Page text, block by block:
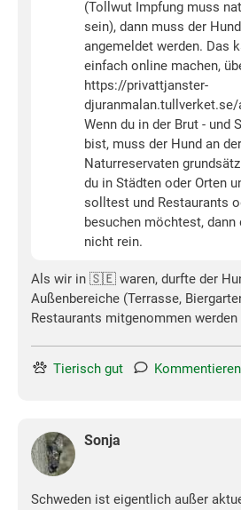
(Tollwut Impfung muss
sein), dann muss der
angemeldet werden. Das
einfach online machen,
https://privattjanster-
Wenn du in der Brut - und
bist, muss der Hund an
Naturreservaten
du in Städten oder Orten
solltest und Restaurants
besuchen möchtest, dann
nicht rein.
Als wir in 🇸🇪 waren, durfte der
Außenbereiche (Terrasse,
Restaurants mitgenommen werden
Tierisch gut Kommentieren
Sonja
Schweden ist eigentlich außer